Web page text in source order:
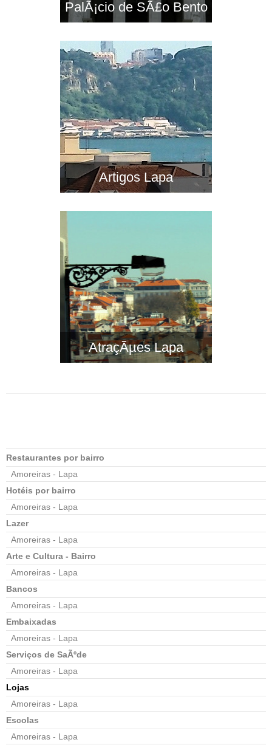
PalÃ¡cio de SÃ£o Bento
Artigos Lapa
AtraçÃµes Lapa
Restaurantes por bairro
Amoreiras - Lapa
Hotéis por bairro
Amoreiras - Lapa
Lazer
Amoreiras - Lapa
Arte e Cultura - Bairro
Amoreiras - Lapa
Bancos
Amoreiras - Lapa
Embaixadas
Amoreiras - Lapa
Serviços de SaÃºde
Amoreiras - Lapa
Lojas
Amoreiras - Lapa
Escolas
Amoreiras - Lapa